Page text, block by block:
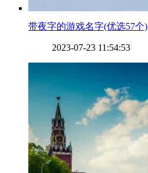
​带夜字的游戏名字(优选57个)
2023-07-23 11:54:53